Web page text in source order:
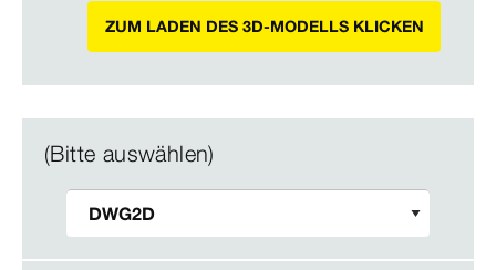
ZUM LADEN DES 3D-MODELLS KLICKEN
(Bitte auswählen)